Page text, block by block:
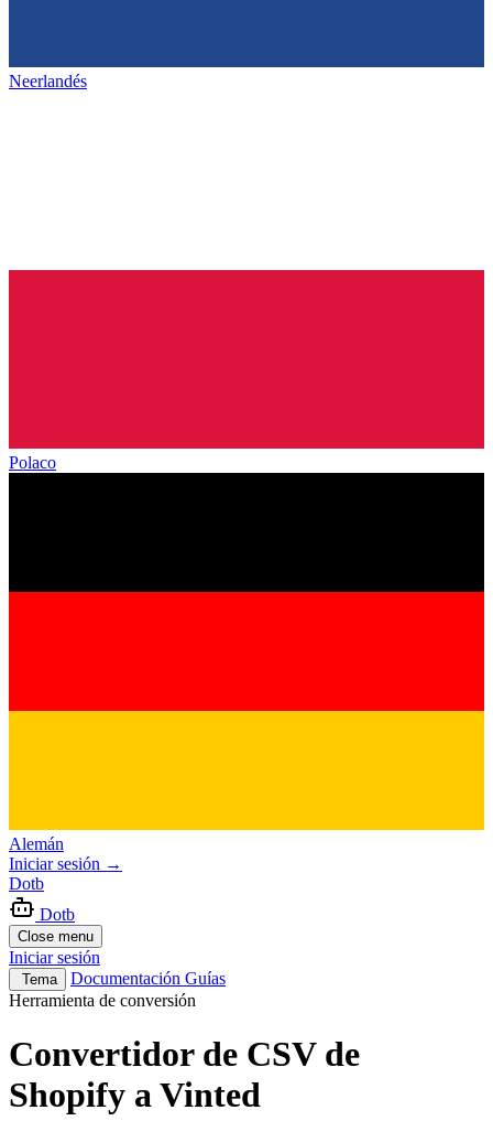
Neerlandés
Polaco
Alemán
Iniciar sesión →
Dotb
Dotb
Close menu
Iniciar sesión
Tema Documentación Guías
Herramienta de conversión
Convertidor de CSV de
Shopify a Vinted